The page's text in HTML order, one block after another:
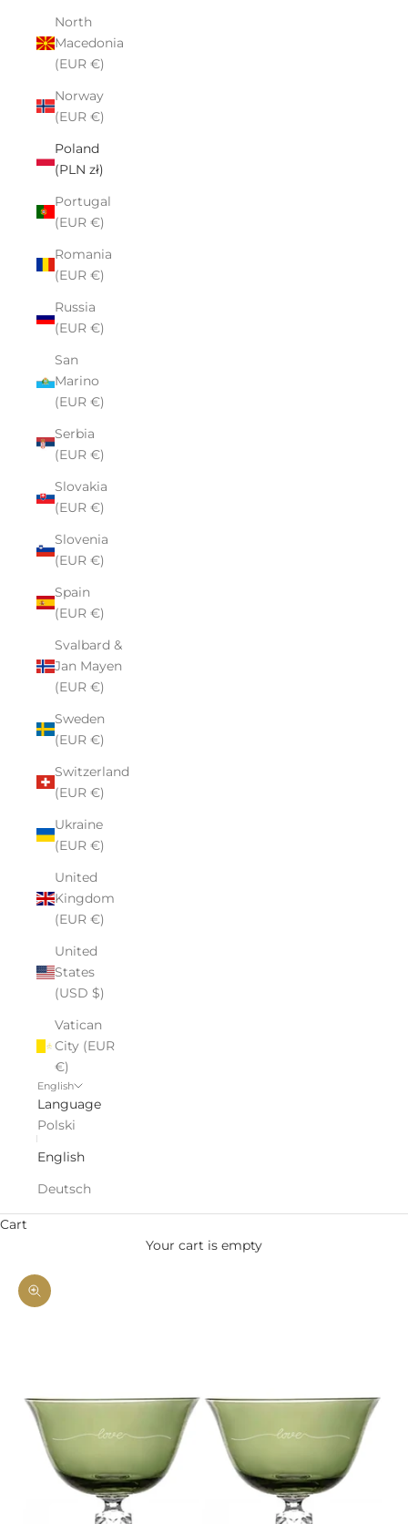
North
Macedonia
(EUR €)
Norway
(EUR €)
Poland
(PLN zł)
Portugal
(EUR €)
Romania
(EUR €)
Russia
(EUR €)
San
Marino
(EUR €)
Serbia
(EUR €)
Slovakia
(EUR €)
Slovenia
(EUR €)
Spain
(EUR €)
Svalbard &
Jan Mayen
(EUR €)
Sweden
(EUR €)
Switzerland
(EUR €)
Ukraine
(EUR €)
United
Kingdom
(EUR €)
United
States
(USD $)
Vatican
City (EUR
€)
English
Language
Polski
English
Deutsch
Cart
Your cart is empty
Zoom picture